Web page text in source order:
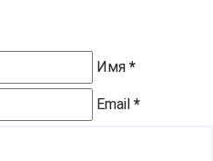
Имя *
Email *